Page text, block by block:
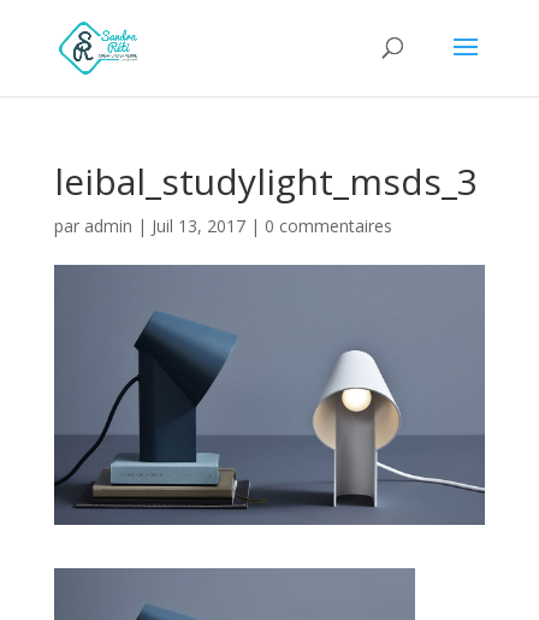
leibal_studylight_msds_3
par admin | Juil 13, 2017| 0 commentaires